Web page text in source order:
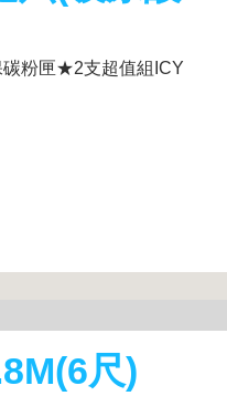
碳粉匣★2支超值組ICY
尺)